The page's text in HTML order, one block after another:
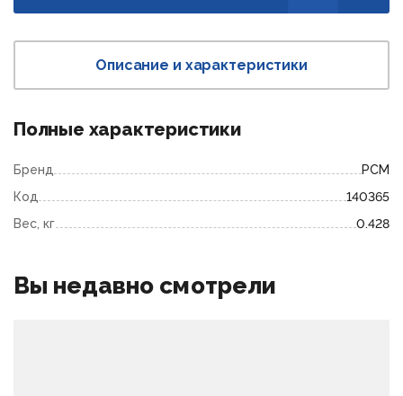
Описание и характеристики
Полные характеристики
Бренд
РСМ
Код
140365
Вес, кг
0.428
Вы недавно смотрели